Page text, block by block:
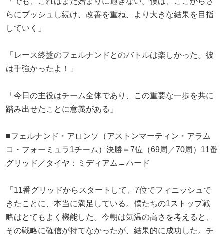
らにプッシュし続け、改善を重ね、より大きな結果を目指
していく」
「レース終盤のフェルナンドとのバトルは楽しかった。彼
は手強かったよ！」
「今日の主役はチーム全体であり、この重要な一歩を共に
踏み出せたことに意義がある」
■フェルナンド・アロンソ（アストンマーティン・アラム
コ・フォーミュラ1チーム）決勝＝7位（69周／70周）11番
グリッド／タイヤ：ミディアム→ハード
「11番グリッドからスタートして、7位でフィニッシュで
きたことに、本当に満足している。僕たちの1ストップ戦
略はとてもよく機能した。今朝は気温の高さを考えると、
その戦略に確信が持てなかったが、結果的に成功した。チ